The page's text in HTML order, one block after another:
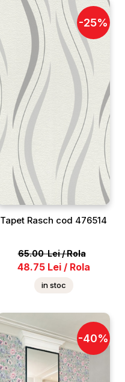
-25%
Tapet Rasch cod 476514
65.00 Lei/Rola
48.75 Lei / Rola
in stoc
-40%